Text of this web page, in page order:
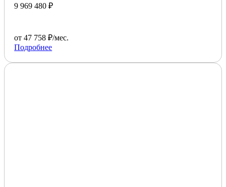
9 969 480 ₽
от 47 758 ₽/мес.
Подробнее